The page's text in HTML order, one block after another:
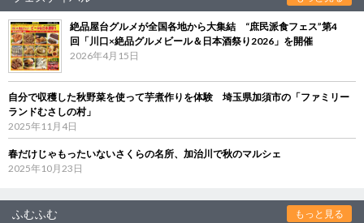
絶品屋台グルメが全国各地から大集結 “庶民派食フェス”第4
回「川口×絶品グルメビール＆日本酒祭り2026」を開催
2026年4月15日
自分で収穫した秋野菜を使って芋煮作りを体験 埼玉県加須市の「ファミリー
ランドむさしの村」
2025年11月4日
春だけじゃもったいないさくらの名所、加治川で秋のマルシェ
2025年10月23日
ふむふむ もっと見る